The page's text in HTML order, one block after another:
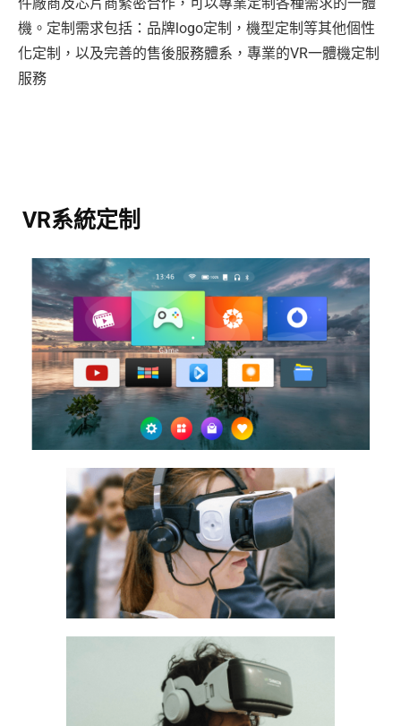
機。 定制需求包括：品牌logo定制，機型定制等其他個性
化定制，以及完善的售後服務體系，專業的VR一體機定制
服務
VR系統定制